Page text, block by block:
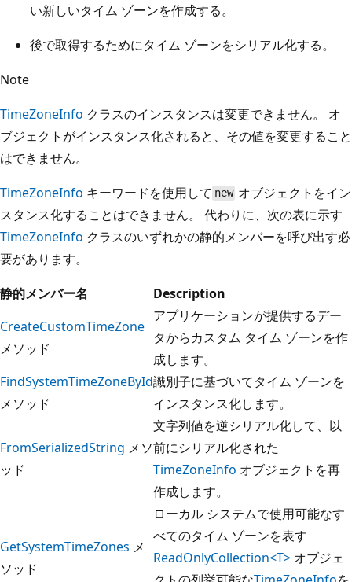
い新しいタイム ゾーンを作成する。
後で取得するためにタイム ゾーンをシリアル化する。
Note
TimeZoneInfo クラスのインスタンスは変更できません。 オ
ブジェクトがインスタンス化されると、その値を変更すること
はできません。
TimeZoneInfo キーワードを使用して new オブジェクトをイン
スタンス化することはできません。 代わりに、次の表に示す
TimeZoneInfo クラスのいずれかの静的メンバーを呼び出す必
要があります。
静的メンバー名
Description
CreateCustomTimeZone
メソッド
アプリケーションが提供するデー
タからカスタム タイム ゾーンを作
成します。
FindSystemTimeZoneById
メソッド
識別子に基づいてタイム ゾーンを
インスタンス化します。
FromSerializedString メソ
ッド
文字列値を逆シリアル化して、以
前にシリアル化された
TimeZoneInfo オブジェクトを再
作成します。
GetSystemTimeZones メ
ソッド
ローカル システムで使用可能なす
べてのタイム ゾーンを表す
ReadOnlyCollection<T> オブジェ